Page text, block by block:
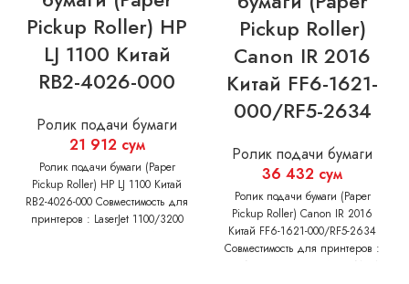
Pickup Roller) HP
LJ 1100 Китай
RB2-4026-000
Ролик подачи бумаги
21 912 сум
Ролик подачи бумаги (Paper
Pickup Roller) HP LJ 1100 Китай
RB2-4026-000 Совместимость для
принтеров : LaserJet 1100/3200
Pickup Roller)
Canon IR 2016
Китай FF6-1621-
000/RF5-2634
Ролик подачи бумаги
36 432 сум
Ролик подачи бумаги (Paper
Pickup Roller) Canon IR 2016
Китай FF6-1621-000/RF5-2634
Совместимость для принтеров :